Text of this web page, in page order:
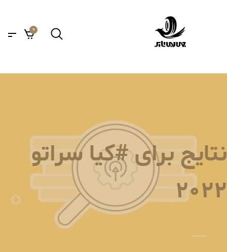
0
نتایج برای #کیا سراتو
2022